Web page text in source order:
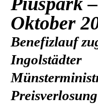
Oktober
Benefizlauf
Ingolstädter
Preisverlosung